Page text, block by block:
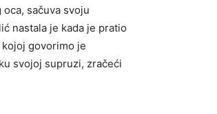
sačuva svoju
nastala je kada je pratio
govorimo je
svojoj supruzi, zračeći